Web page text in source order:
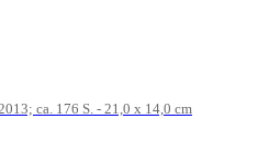
ca. 176 S. - 21,0 x 14,0 cm